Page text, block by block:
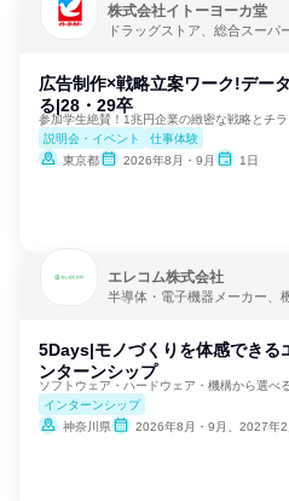
株式会社イトーヨーカ堂
ドラッグストア、総合スーパ
広告制作×戦略立案ワーク!デー
る|28・29卒
参加学生絶賛！1兆円企業の緻密な戦略とチ
説明会・イベント
仕事体験
東京都
2026年8月・9月 1日
エレコム株式会社
半導体・電子機器メーカー、
5Days|モノづくりを体感できる
ンターンシップ
ソフトウェア・ハードウェア・機構から選べ
インターンシップ
神奈川県
2026年8月・9月、2027年2